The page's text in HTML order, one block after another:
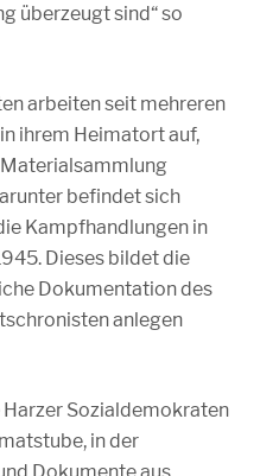
überzeugt sind“ so
arbeiten seit mehreren
ihrem Heimatort auf,
befindet sich
Kampfhandlungen in
Dieses bildet die
Dokumentation des
anlegen
Sozialdemokraten
in der